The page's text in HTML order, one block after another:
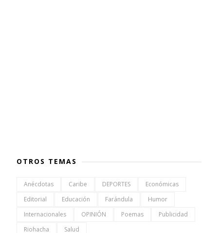
OTROS TEMAS
Anécdotas Caribe DEPORTES
Económicas
Editorial
Educación Farándula
Humor
Internacionales
OPINIÓN Poemas
Publicidad
Riohacha
Salud